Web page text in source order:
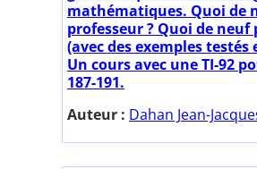
mathématiques. Quoi de
professeur ? Quoi de neuf
(avec des exemples
Un cours avec une TI-92
187-191.
Auteur : Dahan Jean-